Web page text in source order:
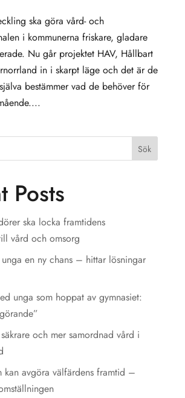
ska göra vård- och
i kommunerna friskare, gladare
Nu går projektet HAV, Hållbart
in i skarpt läge och det är de
bestämmer vad de behöver för
Sök
Posts
ska locka framtidens
vård och omsorg
en ny chans – hittar lösningar
unga som hoppat av gymnasiet:
och mer samordnad vård i
kan avgöra välfärdens framtid –